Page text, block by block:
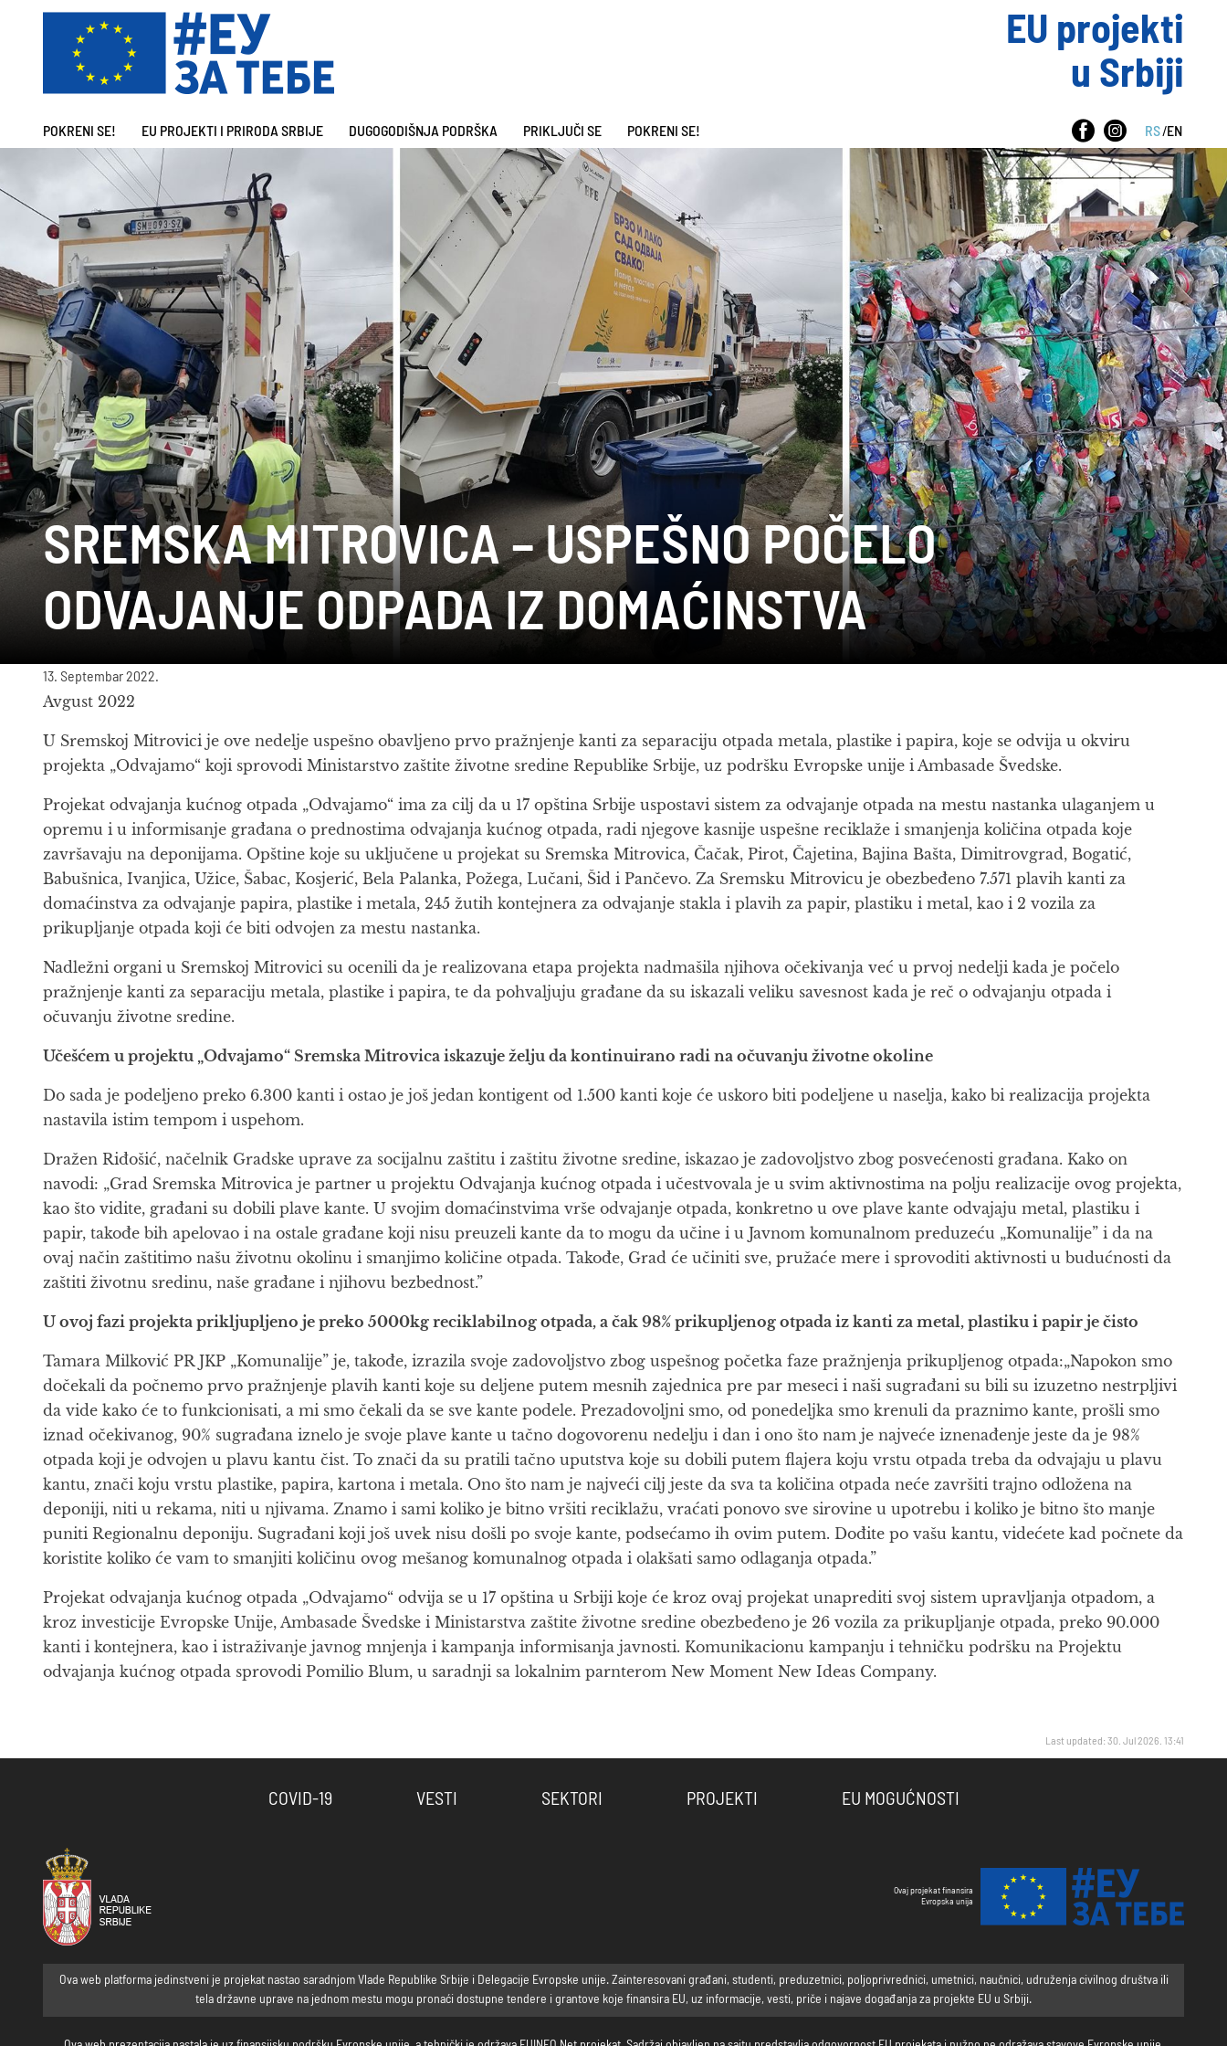
EU projekti
u Srbiji
POKRENI SE! EU PROJEKTI I PRIRODA SRBIJE DUGOGODIŠNJA PODRŠKA PRIKLJUČI SE POKRENI SE! RS/EN
SREMSKA MITROVICA – USPEŠNO POČELO
ODVAJANJE ODPADA IZ DOMAĆINSTVA
13. Septembar 2022.
Avgust 2022
U Sremskoj Mitrovici je ove nedelje uspešno obavljeno prvo pražnjenje kanti za separaciju otpada metala, plastike i papira, koje se odvija u okviru
projekta „Odvajamo“ koji sprovodi Ministarstvo zaštite životne sredine Republike Srbije, uz podršku Evropske unije i Ambasade Švedske.
Projekat odvajanja kućnog otpada „Odvajamo“ ima za cilj da u 17 opština Srbije uspostavi sistem za odvajanje otpada na mestu nastanka ulaganjem u
opremu i u informisanje građana o prednostima odvajanja kućnog otpada, radi njegove kasnije uspešne reciklaže i smanjenja količina otpada koje
završavaju na deponijama. Opštine koje su uključene u projekat su Sremska Mitrovica, Čačak, Pirot, Čajetina, Bajina Bašta, Dimitrovgrad, Bogatić,
Babušnica, Ivanjica, Užice, Šabac, Kosjerić, Bela Palanka, Požega, Lučani, Šid i Pančevo. Za Sremsku Mitrovicu je obezbeđeno 7.571 plavih kanti za
domaćinstva za odvajanje papira, plastike i metala, 245 žutih kontejnera za odvajanje stakla i plavih za papir, plastiku i metal, kao i 2 vozila za
prikupljanje otpada koji će biti odvojen za mestu nastanka.
Nadležni organi u Sremskoj Mitrovici su ocenili da je realizovana etapa projekta nadmašila njihova očekivanja već u prvoj nedelji kada je počelo
pražnjenje kanti za separaciju metala, plastike i papira, te da pohvaljuju građane da su iskazali veliku savesnost kada je reč o odvajanju otpada i
očuvanju životne sredine.
Učešćem u projektu „Odvajamo“ Sremska Mitrovica iskazuje želju da kontinuirano radi na očuvanju životne okoline
Do sada je podeljeno preko 6.300 kanti i ostao je još jedan kontigent od 1.500 kanti koje će uskoro biti podeljene u naselja, kako bi realizacija projekta
nastavila istim tempom i uspehom.
Dražen Riđošić, načelnik Gradske uprave za socijalnu zaštitu i zaštitu životne sredine, iskazao je zadovoljstvo zbog posvećenosti građana. Kako on
navodi: „Grad Sremska Mitrovica je partner u projektu Odvajanja kućnog otpada i učestvovala je u svim aktivnostima na polju realizacije ovog projekta,
kao što vidite, građani su dobili plave kante. U svojim domaćinstvima vrše odvajanje otpada, konkretno u ove plave kante odvajaju metal, plastiku i
papir, takođe bih apelovao i na ostale građane koji nisu preuzeli kante da to mogu da učine i u Javnom komunalnom preduzeću „Komunalije” i da na
ovaj način zaštitimo našu životnu okolinu i smanjimo količine otpada. Takođe, Grad će učiniti sve, pružaće mere i sprovoditi aktivnosti u budućnosti da
zaštiti životnu sredinu, naše građane i njihovu bezbednost.”
U ovoj fazi projekta prikljupljeno je preko 5000kg reciklabilnog otpada, a čak 98% prikupljenog otpada iz kanti za metal, plastiku i papir je čisto
Tamara Milković PR JKP „Komunalije” je, takođe, izrazila svoje zadovoljstvo zbog uspešnog početka faze pražnjenja prikupljenog otpada:„Napokon smo
dočekali da počnemo prvo pražnjenje plavih kanti koje su deljene putem mesnih zajednica pre par meseci i naši sugrađani su bili su izuzetno nestrpljivi
da vide kako će to funkcionisati, a mi smo čekali da se sve kante podele. Prezadovoljni smo, od ponedeljka smo krenuli da praznimo kante, prošli smo
iznad očekivanog, 90% sugrađana iznelo je svoje plave kante u tačno dogovorenu nedelju i dan i ono što nam je najveće iznenađenje jeste da je 98%
otpada koji je odvojen u plavu kantu čist. To znači da su pratili tačno uputstva koje su dobili putem flajera koju vrstu otpada treba da odvajaju u plavu
kantu, znači koju vrstu plastike, papira, kartona i metala. Ono što nam je najveći cilj jeste da sva ta količina otpada neće završiti trajno odložena na
deponiji, niti u rekama, niti u njivama. Znamo i sami koliko je bitno vršiti reciklažu, vraćati ponovo sve sirovine u upotrebu i koliko je bitno što manje
puniti Regionalnu deponiju. Sugrađani koji još uvek nisu došli po svoje kante, podsećamo ih ovim putem. Dođite po vašu kantu, videćete kad počnete da
koristite koliko će vam to smanjiti količinu ovog mešanog komunalnog otpada i olakšati samo odlaganja otpada.”
Projekat odvajanja kućnog otpada „Odvajamo“ odvija se u 17 opština u Srbiji koje će kroz ovaj projekat unaprediti svoj sistem upravljanja otpadom, a
kroz investicije Evropske Unije, Ambasade Švedske i Ministarstva zaštite životne sredine obezbeđeno je 26 vozila za prikupljanje otpada, preko 90.000
kanti i kontejnera, kao i istraživanje javnog mnjenja i kampanja informisanja javnosti. Komunikacionu kampanju i tehničku podršku na Projektu
odvajanja kućnog otpada sprovodi Pomilio Blum, u saradnji sa lokalnim parnterom New Moment New Ideas Company.
Last updated: 30. Jul 2026. 13:41
COVID-19 VESTI SEKTORI PROJEKTI EU MOGUĆNOSTI
Ovaj projekat finansira
Evropska unija
Ova web platforma jedinstveni je projekat nastao saradnjom Vlade Republike Srbije i Delegacije Evropske unije. Zainteresovani građani, studenti, preduzetnici, poljoprivrednici, umetnici, naučnici, udruženja civilnog društva ili
tela državne uprave na jednom mestu mogu pronaći dostupne tendere i grantove koje finansira EU, uz informacije, vesti, priče i najave događanja za projekte EU u Srbiji.